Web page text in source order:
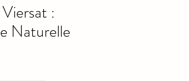
:
Naturelle